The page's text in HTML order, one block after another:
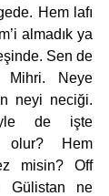
Hem lafı
almadık ya
Sen de
Neye
neyi neciği.
de işte
olur? Hem
misin? Off
Gülistan ne